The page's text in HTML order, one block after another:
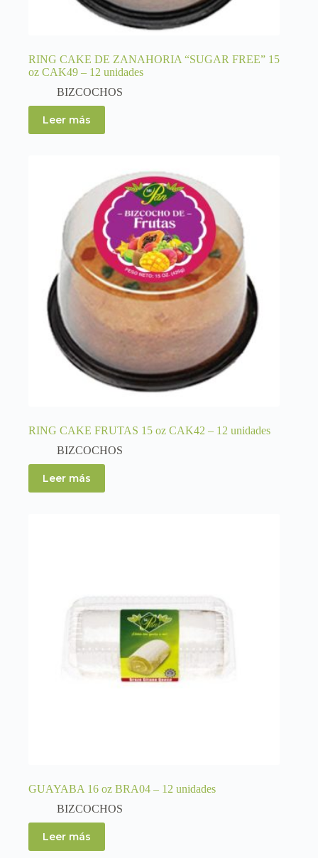
RING CAKE DE ZANAHORIA “SUGAR FREE” 15
oz CAK49 – 12 unidades
BIZCOCHOS
Leer más
RING CAKE FRUTAS 15 oz CAK42 – 12 unidades
BIZCOCHOS
Leer más
GUAYABA 16 oz BRA04 – 12 unidades
BIZCOCHOS
Leer más